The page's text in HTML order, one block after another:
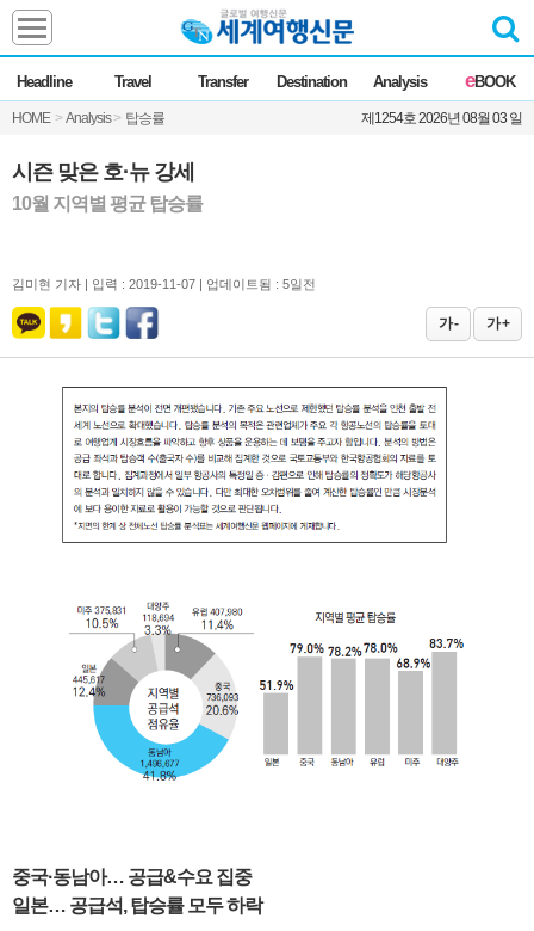
Headline Travel Transfer Destination Analysis eBOOK
HOME > Analysis > 탑승률 제1254호 2026년 08월 03 일
Headline
전체 News
Commentary Opinion
Focus Marketing
ZoomIn
Transfer
Destination
Analysis
시즌 맞은 호·뉴 강세
10월 지역별 평균 탑승률
김미현 기자 | 입력 : 2019-11-07 | 업데이트됨 : 5일전
가 - 가 +
중국·동남아… 공급&수요 집중
일본… 공급석, 탑승률 모두 하락